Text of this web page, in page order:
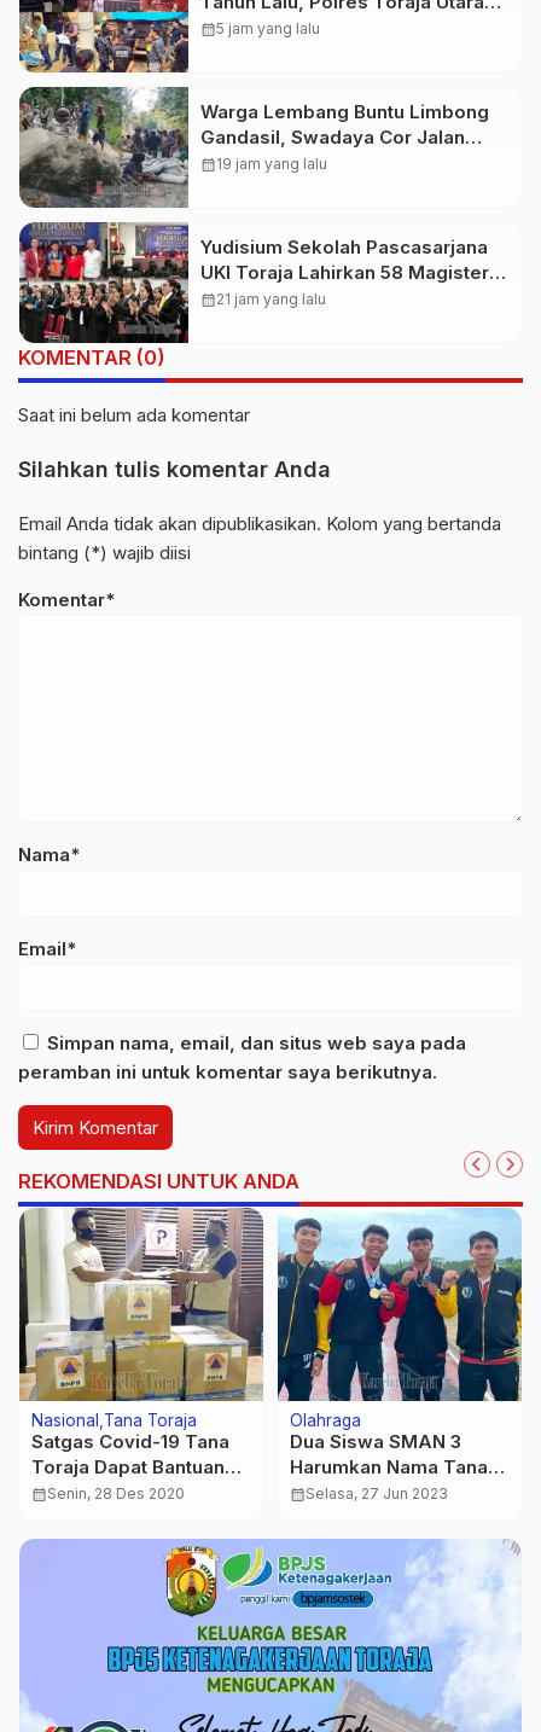
Kembali Datangi TKP
calendar_month5 jam yang lalu
Warga Lembang Buntu Limbong
Gandasil, Swadaya Cor Jalan
Sepanjang 500 Meter
calendar_month19 jam yang lalu
Yudisium Sekolah Pascasarjana
UKI Toraja Lahirkan 58 Magister
Baru
calendar_month21 jam yang lalu
KOMENTAR (0)
Saat ini belum ada komentar
Silahkan tulis komentar Anda
Email Anda tidak akan dipublikasikan. Kolom yang bertanda
bintang (*) wajib diisi
Komentar*
Nama*
Email*
Simpan nama, email, dan situs web saya pada
peramban ini untuk komentar saya berikutnya.
REKOMENDASI UNTUK ANDA
Nasional Tana Toraja
Satgas Covid-19 Tana
Toraja Dapat Bantuan
5000 Pic Rapid Test
calendar_monthSenin, 28 Des 2020
Olahraga
Dua Siswa SMAN 3
Harumkan Nama Tana
Toraja di Kejurda
Cabor Atletik
calendar_monthSelasa, 27 Jun 2023